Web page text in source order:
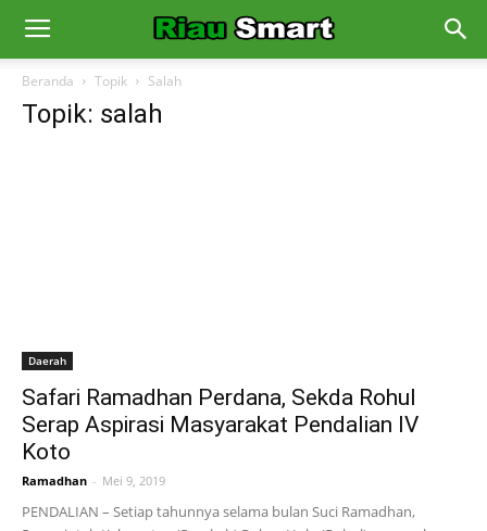
Beranda Topik Salah
Topik: salah
Daerah
Safari Ramadhan Perdana, Sekda Rohul
Serap Aspirasi Masyarakat Pendalian IV
Koto
Ramadhan - Mei 9, 2019
PENDALIAN – Setiap tahunnya selama bulan Suci Ramadhan,